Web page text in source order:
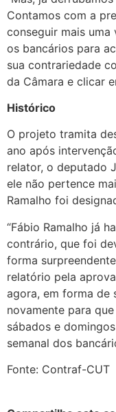
Contamos com a
conseguir mais uma
os bancários para
sua contrariedade
da Câmara e clicar
Histórico
O projeto tramita
ano após
relator, o deputado
ele não pertence
Ramalho foi
“Fábio Ramalho já
contrário, que foi
forma
relatório pela
agora, em forma de
novamente para
sábados e
semanal dos
Fonte: Contraf-CUT